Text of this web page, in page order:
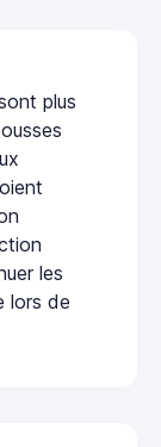
plus
les
lors de